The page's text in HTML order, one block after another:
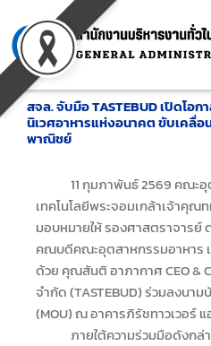
content
สจล. จับมือ TASTEBUD เปิดโอ
นิเวศอาหารแห่งอนาคต ขับเคลื่อ
พาณิชย์
11 กุมภาพันธ์ 2569 คณะอุต
เทคโนโลยีพระจอมเกล้าเจ้าคุณ
มอบหมายให้ รองศาสตราจารย์
คณบดีคณะอุตสาหกรรมอาหาร
ด้วย คุณสันติ อาภากาศ CEO &
จำกัด (TASTEBUD) ร่วมลงนา
(MOU) ณ อาคารภิรัชทาวเวอร์
ภายใต้ความร่วมมือดังกล่า